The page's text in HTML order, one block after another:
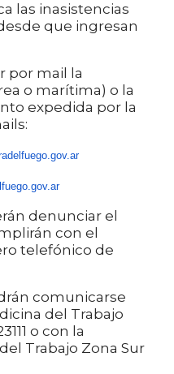
las inasistencias
que ingresan
por mail la
o marítima) o la
expedida por la
denunciar el
con el
telefónico de
comunicarse
del Trabajo
o con la
Trabajo Zona Sur